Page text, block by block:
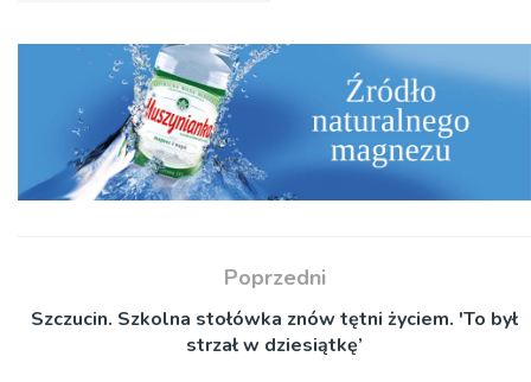
Poprzedni
Szczucin. Szkolna stołówka znów tętni życiem. 'To był
strzał w dziesiątkę’